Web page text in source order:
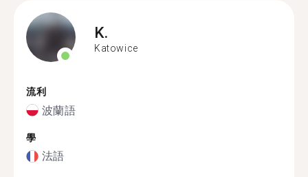
K.
Katowice
流利
波蘭語
學
法語